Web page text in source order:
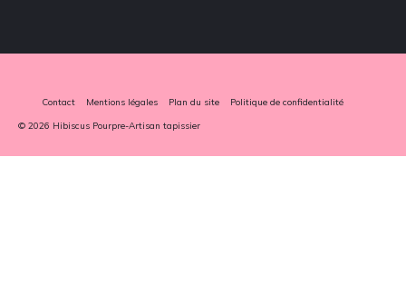
Contact Mentions légales Plan du site
Politique de confidentialité
© 2026 Hibiscus Pourpre-Artisan tapissier